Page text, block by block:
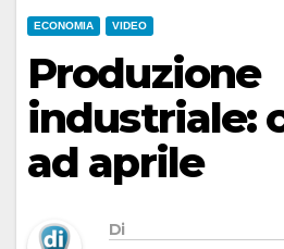
ECONOMIA VIDEO
Produzione
industriale:
ad aprile
Di